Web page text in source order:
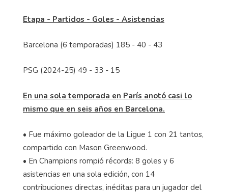
Etapa - Partidos - Goles - Asistencias
Barcelona (6 temporadas) 185 - 40 - 43
PSG (2024-25) 49 - 33 - 15
En una sola temporada en París anotó casi lo
mismo que en seis años en Barcelona.
• Fue máximo goleador de la Ligue 1 con 21 tantos,
compartido con Mason Greenwood.
• En Champions rompió récords: 8 goles y 6
asistencias en una sola edición, con 14
contribuciones directas, inéditas para un jugador del